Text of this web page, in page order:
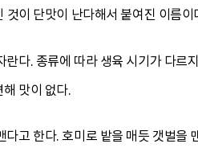
이 단맛이 난다해서 붙여진 이름이
다. 종류에 따라 생육 시기가 다르
맛이 없다.
고 한다. 호미로 밭을 매듯 갯벌을